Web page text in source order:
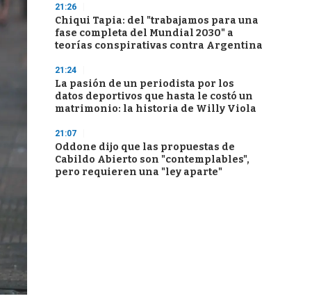
21:26
Chiqui Tapia: del "trabajamos para una
fase completa del Mundial 2030" a
teorías conspirativas contra Argentina
21:24
La pasión de un periodista por los
datos deportivos que hasta le costó un
matrimonio: la historia de Willy Viola
21:07
Oddone dijo que las propuestas de
Cabildo Abierto son "contemplables",
pero requieren una "ley aparte"